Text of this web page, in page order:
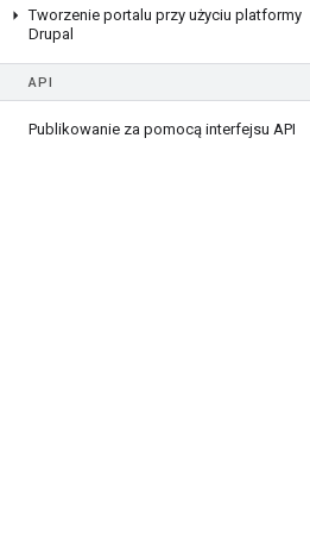
Tworzenie portalu przy użyciu platformy
Drupal
API
Publikowanie za pomocą interfejsu API